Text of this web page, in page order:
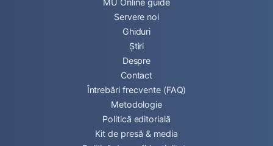
MU Online guide
Servere noi
Ghiduri
Știri
Despre
Contact
Întrebări frecvente (FAQ)
Metodologie
Politică editorială
Kit de presă & media